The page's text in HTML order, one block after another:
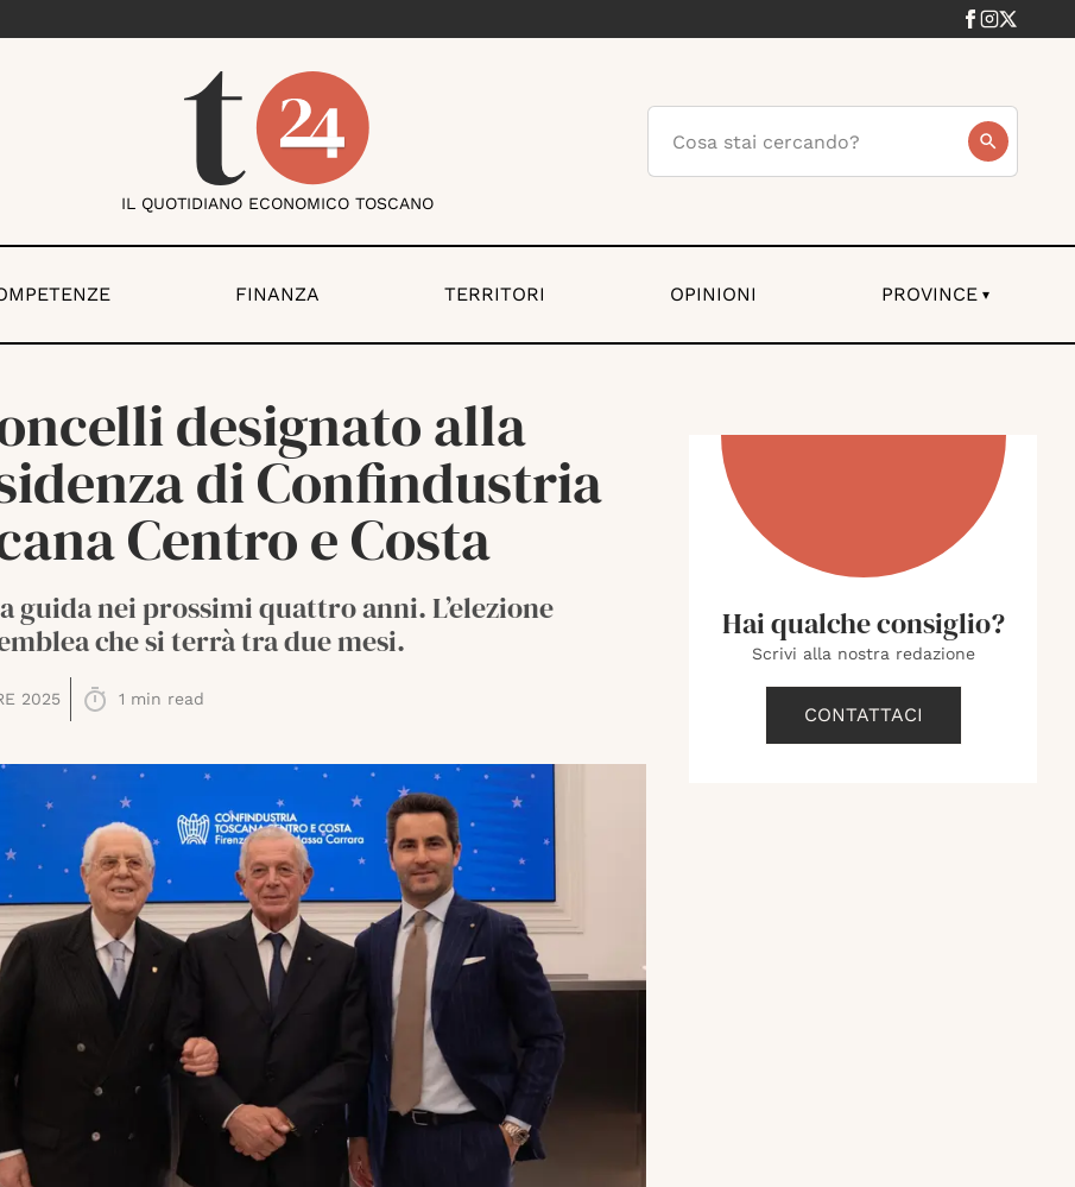
IL QUOTIDIANO ECONOMICO TOSCANO
FINANZA TERRITORI OPINIONI PROVINCE ▾
designato alla
di Confindustria
Centro e Costa
guida nei prossimi quattro anni. L’elezione
che si terrà tra due mesi.
2025 1 min read
Hai qualche consiglio?
Scrivi alla nostra redazione
CONTATTACI